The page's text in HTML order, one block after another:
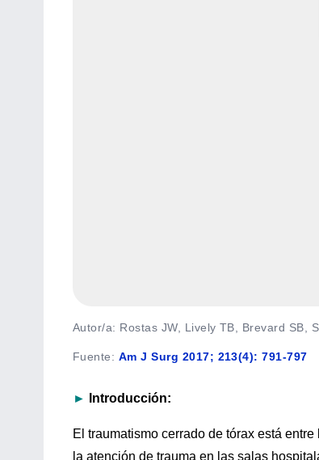
Autor/a: Rostas JW, Lively TB, Brevard SB,
Fuente: Am J Surg 2017; 213(4): 791-797
► Introducción:
El traumatismo cerrado de tórax está
la atención de trauma en las salas